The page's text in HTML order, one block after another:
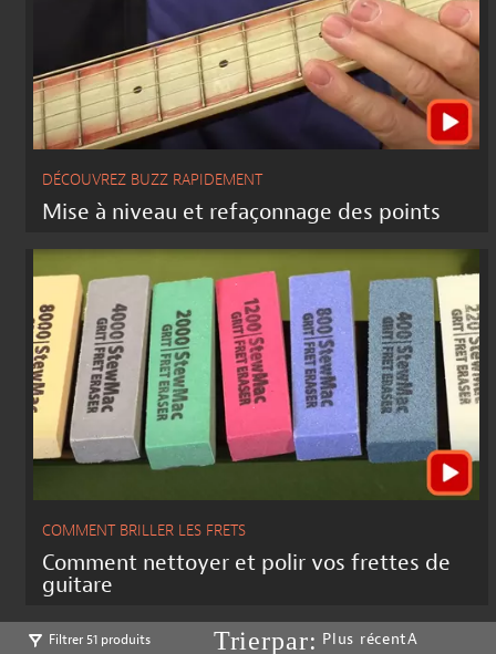
DÉCOUVREZ BUZZ RAPIDEMENT
Mise à niveau et refaçonnage des points
COMMENT BRILLER LES FRETS
Comment nettoyer et polir vos frettes de
guitare
Filtrer 51 produits Plus récentA